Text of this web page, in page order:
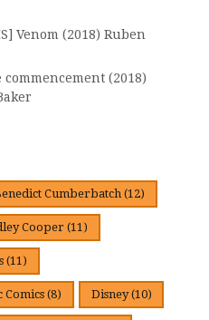
Venom (2018) Ruben
commencement (2018)
Cumberbatch (12)
Cooper (11)
(11)
Comics (8) Disney(10)